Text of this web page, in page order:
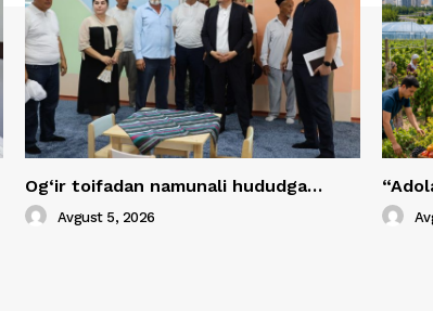
Og‘ir toifadan namunali hududga…
Avgust 5, 2026